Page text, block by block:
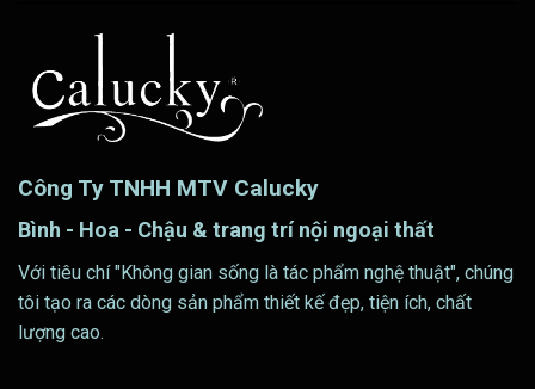
Công Ty TNHH MTV Calucky
Bình - Hoa - Chậu & trang trí nội ngoại thất
Với tiêu chí "Không gian sống là tác phẩm nghệ thuật", chúng
tôi tạo ra các dòng sản phẩm thiết kế đẹp, tiện ích, chất
lượng cao.